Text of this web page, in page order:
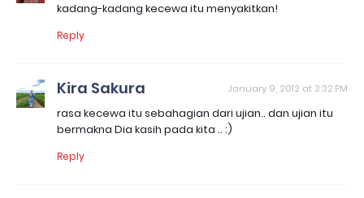
kadang-kadang kecewa itu menyakitkan!
Reply
Kira Sakura January 9, 2012 at 3:32 PM
rasa kecewa itu sebahagian dari ujian.. dan ujian itu
bermakna Dia kasih pada kita .. :)
Reply